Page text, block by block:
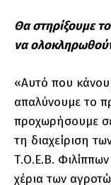
Θα στηρίξουμε
να
«Αυτό που
απαλύνουμε το
προχωρήσουμε
τη διαχείριση
Τ.Ο.Ε.Β. Φιλίππων
χέρια των